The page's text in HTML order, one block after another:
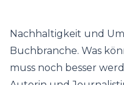
Nachhaltigkeit und
Buchbranche. Was
muss noch besser